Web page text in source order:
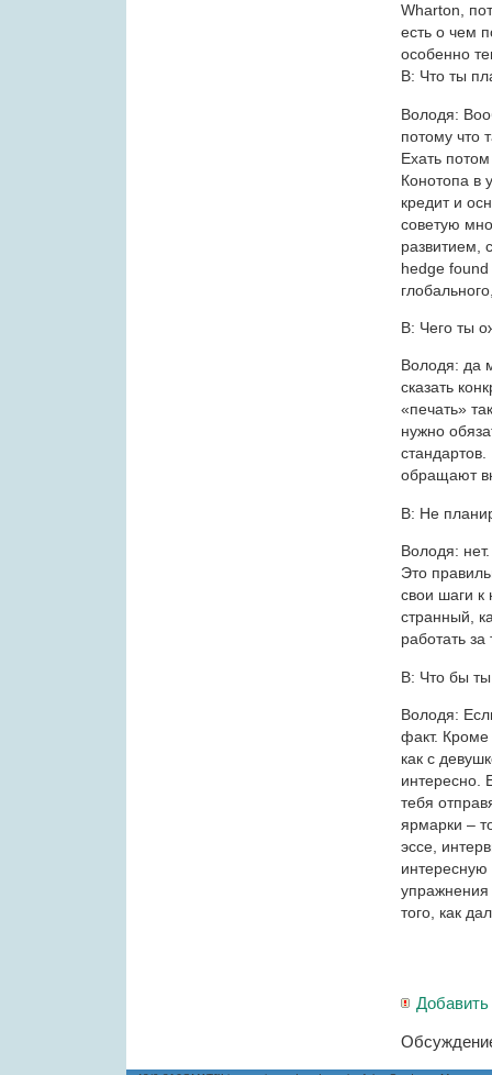
Wharton,
есть о чем
особенно
В: Что ты
Володя:
потому что
Ехать
Конотопа в
кредит и
советую
развитием,
hedge found
В: Чего ты
Володя: да
сказать
«печать»
нужно
обращают
В: Не
Володя:
Это
свои шаги к
странный,
работать
В: Что бы
Володя:
факт. Кроме
как с
интересно.
тебя
ярмарки –
эссе,
интересную
того, как